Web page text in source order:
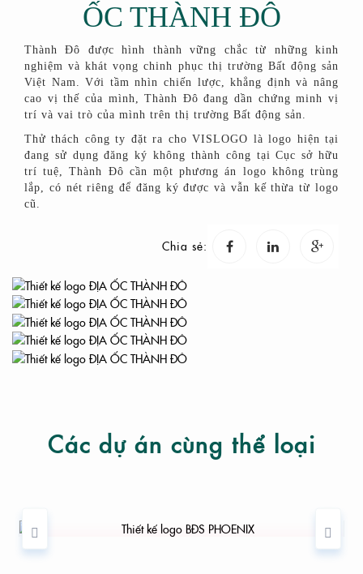
ỐC THÀNH ĐÔ
Thành Đô được hình thành vững chắc từ những kinh
nghiệm và khát vọng chinh phục thị trường Bất động sản
Việt Nam. Với tầm nhìn chiến lược, khẳng định và nâng
cao vị thế của mình, Thành Đô đang dần chứng minh vị
trí và vai trò của mình trên thị trường Bất động sản.
Thử thách công ty đặt ra cho VISLOGO là logo hiện tại
đang sử dụng đăng ký không thành công tại Cục sở hữu
trí tuệ, Thành Đô cần một phương án logo không trùng
lắp, có nét riêng để đăng ký được và vẫn kế thừa từ logo
cũ.
Chia sẻ:
Các dự án cùng thể loại
THIẾT KẾ LOGO BĐS PHOENIX